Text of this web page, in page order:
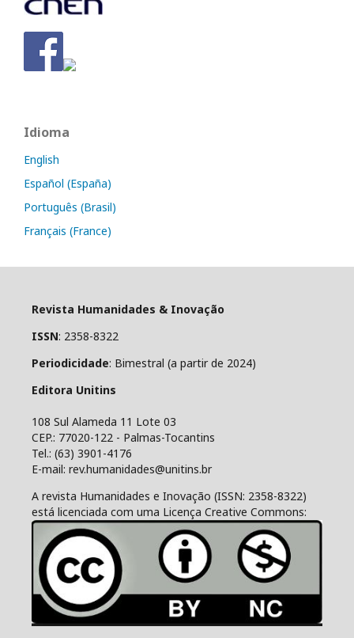
Idioma
English
Español (España)
Português (Brasil)
Français (France)
Revista Humanidades & Inovação
ISSN: 2358-8322
Periodicidade: Bimestral (a partir de 2024)
Editora Unitins
108 Sul Alameda 11 Lote 03
CEP.: 77020-122 - Palmas-Tocantins
Tel.: (63) 3901-4176
E-mail: rev.humanidades@unitins.br
A revista Humanidades e Inovação (ISSN: 2358-8322)
está licenciada com uma Licença Creative Commons: